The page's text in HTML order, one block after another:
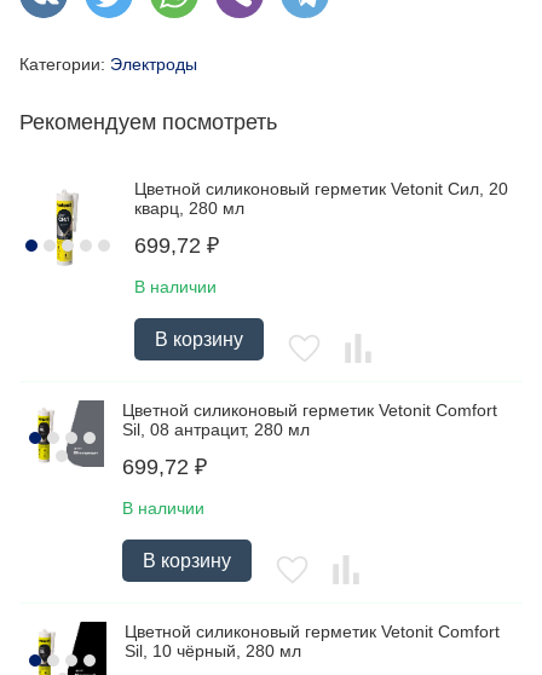
Категории: Электроды
Рекомендуем посмотреть
Цветной силиконовый герметик Vetonit Сил, 20
кварц, 280 мл
699,72 ₽
В наличии
В корзину
Цветной силиконовый герметик Vetonit Comfort
Sil, 08 антрацит, 280 мл
699,72 ₽
В наличии
В корзину
Цветной силиконовый герметик Vetonit Comfort
Sil, 10 чёрный, 280 мл